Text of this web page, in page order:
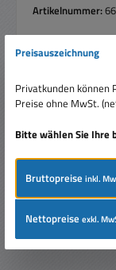
Artikelnummer:
Beschreibung
8Port Switch
Negotiating
Bewertungen
Preisauszeichnung
Privatkunden können
Preise ohne MwSt.
Bitte wählen Sie Ihre
Bruttopreiseinkl.
Nettopreiseexkl.